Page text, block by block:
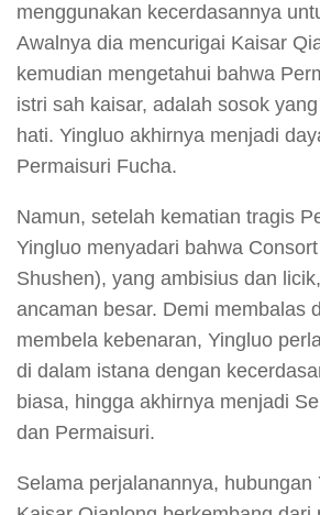
menggunakan kecerdasannya
Awalnya dia mencurigai Kaisar
kemudian mengetahui bahwa
istri sah kaisar, adalah sosok
hati. Yingluo akhirnya menjadi
Permaisuri Fucha.
Namun, setelah kematian tragis
Yingluo menyadari bahwa
Shushen), yang ambisius dan
ancaman besar. Demi membalas
membela kebenaran, Yingluo
di dalam istana dengan
biasa, hingga akhirnya menjadi
dan Permaisuri.
Selama perjalanannya, hubungan